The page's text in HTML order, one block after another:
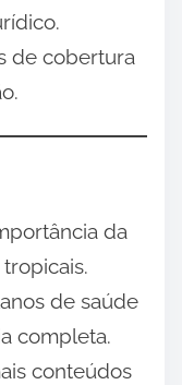
de cobertura
da
de saúde
completa.
conteúdos